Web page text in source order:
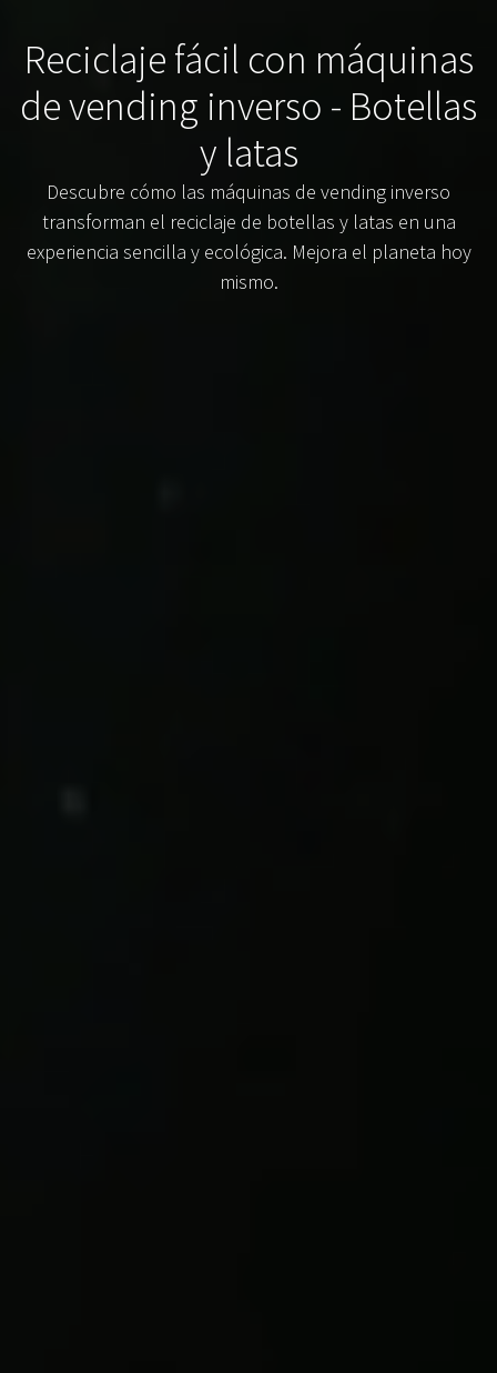
Reciclaje fácil con máquinas
de vending inverso - Botellas
y latas
Descubre cómo las máquinas de vending inverso
transforman el reciclaje de botellas y latas en una
experiencia sencilla y ecológica. Mejora el planeta hoy
mismo.